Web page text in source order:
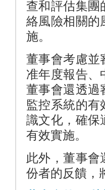
查和評估集團
絡風險相關的
施。
董事會考慮並
准年度報告、
董事會還透過
監控系統的有
識文化，確保
有效實施。
此外，董事會
份者的反饋，